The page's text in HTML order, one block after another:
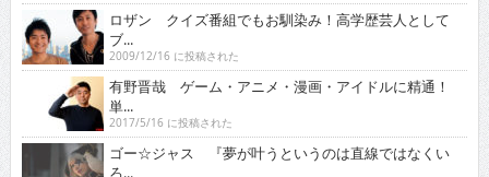
ロザン クイズ番組でもお馴染み！高学歴芸人として
ブ...
2009/12/16 に投稿された
有野晋哉 ゲーム・アニメ・漫画・アイドルに精通！
単...
2017/5/16 に投稿された
ゴー☆ジャス 『夢が叶うというのは直線ではなくい
ろ...